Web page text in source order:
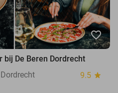
favorite_border
bij De Beren Dordrecht
9.5 star